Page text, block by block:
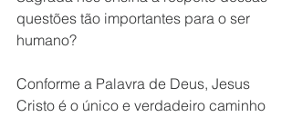
questões tão importantes para o ser
humano?
Conforme a Palavra de Deus, Jesus
Cristo é o único e verdadeiro caminho